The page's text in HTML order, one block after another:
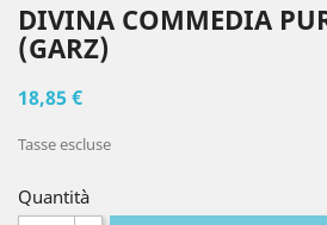
DIVINA COMMEDIA
(GARZ)
18,85 €
Tasse escluse
Quantità